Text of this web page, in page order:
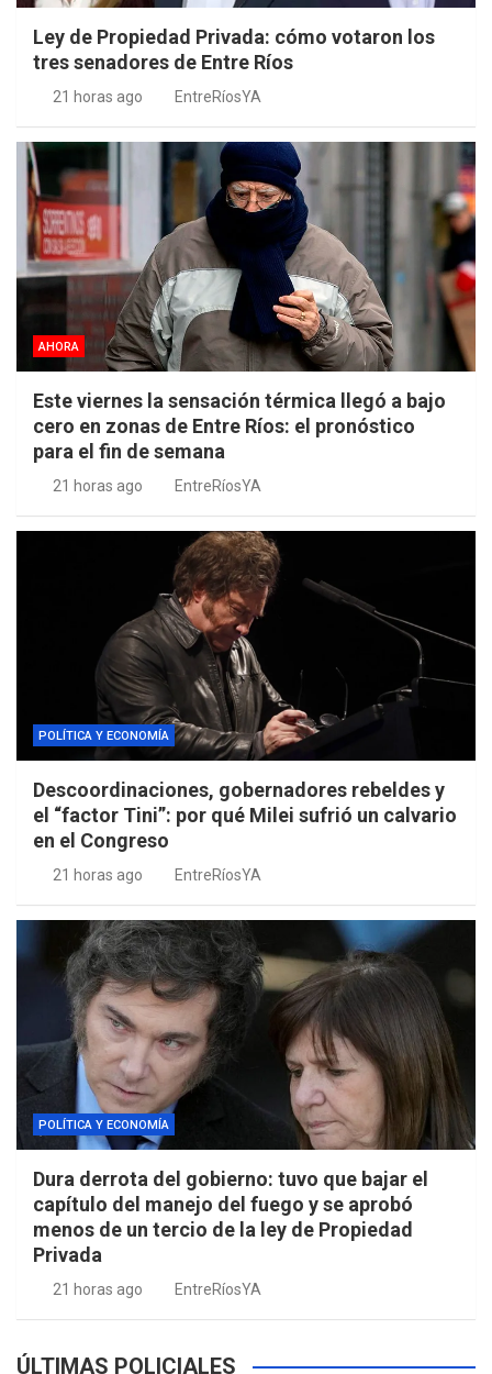
Ley de Propiedad Privada: cómo votaron los
tres senadores de Entre Ríos
21 horas ago EntreRíosYA
AHORA
Este viernes la sensación térmica llegó a bajo
cero en zonas de Entre Ríos: el pronóstico
para el fin de semana
21 horas ago EntreRíosYA
POLÍTICA Y ECONOMÍA
Descoordinaciones, gobernadores rebeldes y
el “factor Tini”: por qué Milei sufrió un calvario
en el Congreso
21 horas ago EntreRíosYA
POLÍTICA Y ECONOMÍA
Dura derrota del gobierno: tuvo que bajar el
capítulo del manejo del fuego y se aprobó
menos de un tercio de la ley de Propiedad
Privada
21 horas ago EntreRíosYA
ÚLTIMAS POLICIALES